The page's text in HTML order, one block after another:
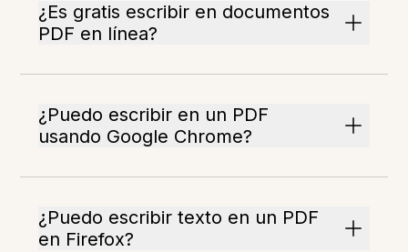
¿Es gratis escribir en documentos
PDF en línea?
¿Puedo escribir en un PDF
usando Google Chrome?
¿Puedo escribir texto en un PDF
en Firefox?